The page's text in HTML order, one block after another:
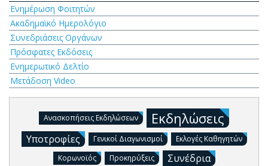
Ενημέρωση Φοιτητών
Ακαδημαϊκό Ημερολόγιο
Συνεδριάσεις Οργάνων
Πρόσφατες Εκδόσεις
Ενημερωτικό Δελτίο
Μετάδοση Video
Ανασκοπήσεις Εκδηλώσεων Εκδηλώσεις
Υποτροφίες Γενικοί Διαγωνισμοί
Εκλογές Καθηγητών
Κορωνοϊός
Προκηρύξεις
Συνέδρια